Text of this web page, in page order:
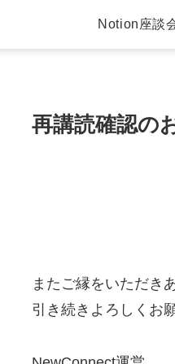
Notion座談
再講読確認の
またご縁をいただき
引き続きよろしくお